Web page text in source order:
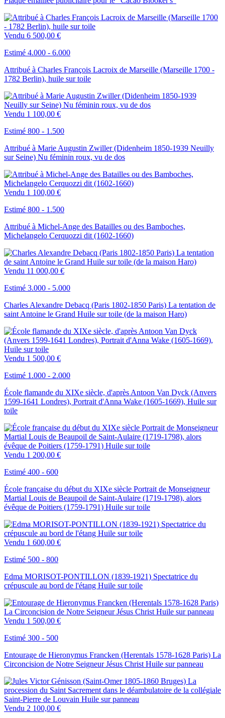
Vendu 6 500,00 €
Estimé 4.000 - 6.000
Attribué à Charles François Lacroix de Marseille (Marseille 1700 -
1782 Berlin), huile sur toile
Vendu 1 100,00 €
Estimé 800 - 1.500
Attribué à Marie Augustin Zwiller (Didenheim 1850-1939 Neuilly
sur Seine) Nu féminin roux, vu de dos
Vendu 1 100,00 €
Estimé 800 - 1.500
Attribué à Michel-Ange des Batailles ou des Bamboches,
Michelangelo Cerquozzi dit (1602-1660)
Vendu 11 000,00 €
Estimé 3.000 - 5.000
Charles Alexandre Debacq (Paris 1802-1850 Paris) La tentation de
saint Antoine le Grand Huile sur toile (de la maison Haro)
Vendu 1 500,00 €
Estimé 1.000 - 2.000
École flamande du XIXe siècle, d'après Antoon Van Dyck (Anvers
1599-1641 Londres), Portrait d'Anna Wake (1605-1669), Huile sur
toile
Vendu 1 200,00 €
Estimé 400 - 600
École française du début du XIXe siècle Portrait de Monseigneur
Martial Louis de Beaupoil de Saint-Aulaire (1719-1798), alors
évêque de Poitiers (1759-1791) Huile sur toile
Vendu 1 600,00 €
Estimé 500 - 800
Edma MORISOT-PONTILLON (1839-1921) Spectatrice du
crépuscule au bord de l'étang Huile sur toile
Vendu 1 500,00 €
Estimé 300 - 500
Entourage de Hieronymus Francken (Herentals 1578-1628 Paris) La
Circoncision de Notre Seigneur Jésus Christ Huile sur panneau
Vendu 2 100,00 €